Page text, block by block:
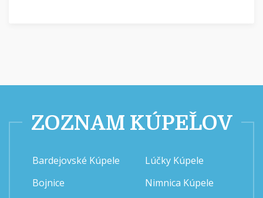
ZOZNAM KÚPEĽOV
Bardejovské Kúpele
Bojnice
Lúčky Kúpele
Nimnica Kúpele